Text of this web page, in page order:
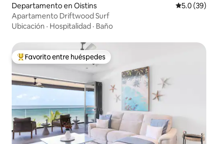
Departamento en Oistins Calificación
5.0 (39)
Apartamento Driftwood Surf
Ubicación · Hospitalidad · Baño
De los mejores en Favorito entre huéspedes
Favorito entre huéspedes